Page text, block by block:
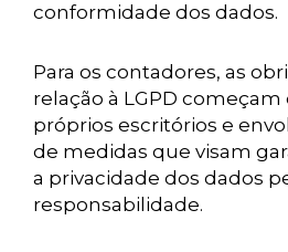
conformidade dos dados.
Para os contadores, as
relação à LGPD
próprios escritórios e
de medidas que visam
a privacidade dos dados
responsabilidade.